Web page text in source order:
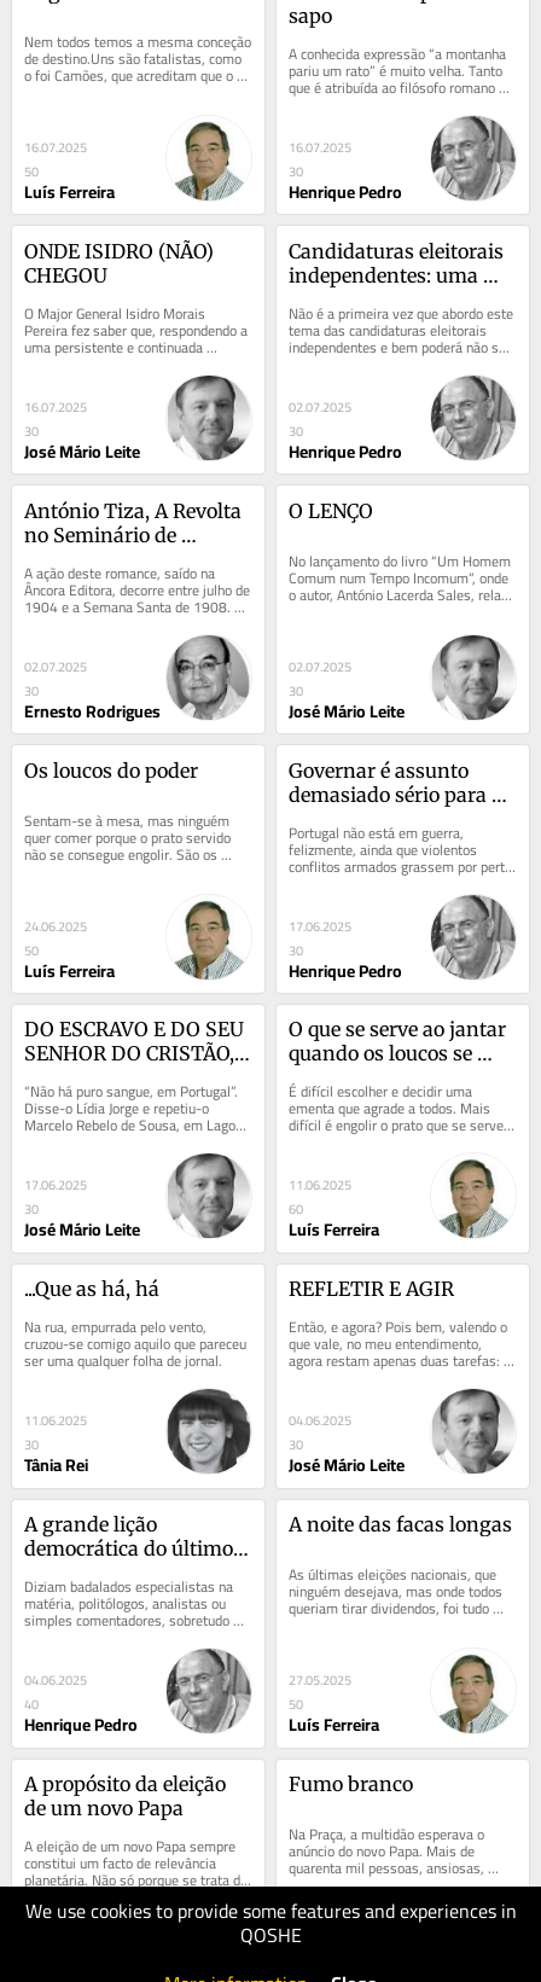
We use cookies to provide some features and experiences in
QOSHE
Nem todos temos a mesma conceção
de destino.Uns são fatalistas, como
o foi Camões, que acreditam que o
destino está marcado e nada
16.07.2025
50
Luís Ferreira
sapo
A conhecida expressão “a montanha
pariu um rato” é muito velha. Tanto
que é atribuída ao filósofo romano
Horácio, que a terá utilizado há...
16.07.2025
30
Henrique Pedro
ONDE ISIDRO (NÃO)
CHEGOU
O Major General Isidro Morais
Pereira fez saber que, respondendo a
uma persistente e continuada
insistência de inúmeras pessoas,
16.07.2025
30
José Mário Leite
Candidaturas eleitorais
independentes: uma
Não é a primeira vez que abordo este
tema das candidaturas eleitorais
independentes e bem poderá não ser
a última, porquanto ainda faltam
02.07.2025
30
Henrique Pedro
António Tiza, A Revolta
no Seminário de
A ação deste romance, saído na
Âncora Editora, decorre entre julho de
1904 e a Semana Santa de 1908. Ou
02.07.2025
30
Ernesto Rodrigues
O LENÇO
No lançamento do livro “Um Homem
Comum num Tempo Incomum”, onde
o autor, António Lacerda Sales, relata
a sua experiência enquanto médico
02.07.2025
30
José Mário Leite
Os loucos do poder
Sentam-se à mesa, mas ninguém
quer comer porque o prato servido
não se consegue engolir. São os
loucos do costume. Não se falam,
24.06.2025
50
Luís Ferreira
Governar é assunto
demasiado sério para
políticos profissionais
Portugal não está em guerra,
felizmente, ainda que violentos
conflitos armados grassem por perto,
dentro do seu próprio espaço vital
17.06.2025
30
Henrique Pedro
DO ESCRAVO E DO SEU
SENHOR DO CRISTÃO,
“Não há puro sangue, em Portugal”.
Disse-o Lídia Jorge e repetiu-o
Marcelo Rebelo de Sousa, em Lagos,
no passado dia 10 de junho na...
17.06.2025
30
José Mário Leite
O que se serve ao jantar
quando os loucos se
sentam à mesma mesa?
É difícil escolher e decidir uma
ementa que agrade a todos. Mais
difícil é engolir o prato que se serve.
Ainda mais custoso é se os loucos
11.06.2025
60
Luís Ferreira
...Que as há, há
Na rua, empurrada pelo vento,
cruzou-se comigo aquilo que pareceu
ser uma qualquer folha de jornal.
11.06.2025
30
Tânia Rei
REFLETIR E AGIR
Então, e agora? Pois bem, valendo o
que vale, no meu entendimento,
agora restam apenas duas tarefas:
entender o que se passou e agir em
04.06.2025
30
José Mário Leite
A grande lição
democrática do último
Diziam badalados especialistas na
matéria, politólogos, analistas ou
simples comentadores, sobretudo
políticos de profissão a quem o
04.06.2025
40
Henrique Pedro
A noite das facas longas
As últimas eleições nacionais, que
ninguém desejava, mas onde todos
queriam tirar dividendos, foi tudo
menos o que se esperava.
27.05.2025
50
Luís Ferreira
A propósito da eleição
de um novo Papa
A eleição de um novo Papa sempre
constitui um facto de relevância
planetária. Não só porque se trata de
um acontecimento marcadamente
religioso,...
Fumo branco
Na Praça, a multidão esperava o
anúncio do novo Papa. Mais de
quarenta mil pessoas, ansiosas,
bamboleavam-se de um lado para o
outro, com a...
13.05.2025